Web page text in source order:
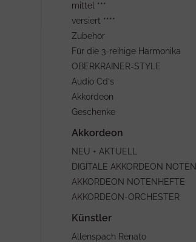
mittel ***
versiert ****
Zubehör
Für die 3-reihige Harmonika
OBERKRAINER-STYLE
Audio Cd's
Akkordeon
Geschenke
NEU + AKTUELL
DIGITALE AKKORDEON NOTEN
AKKORDEON NOTENHEFTE
AKKORDEON-ORCHESTER
Allenspach Renato